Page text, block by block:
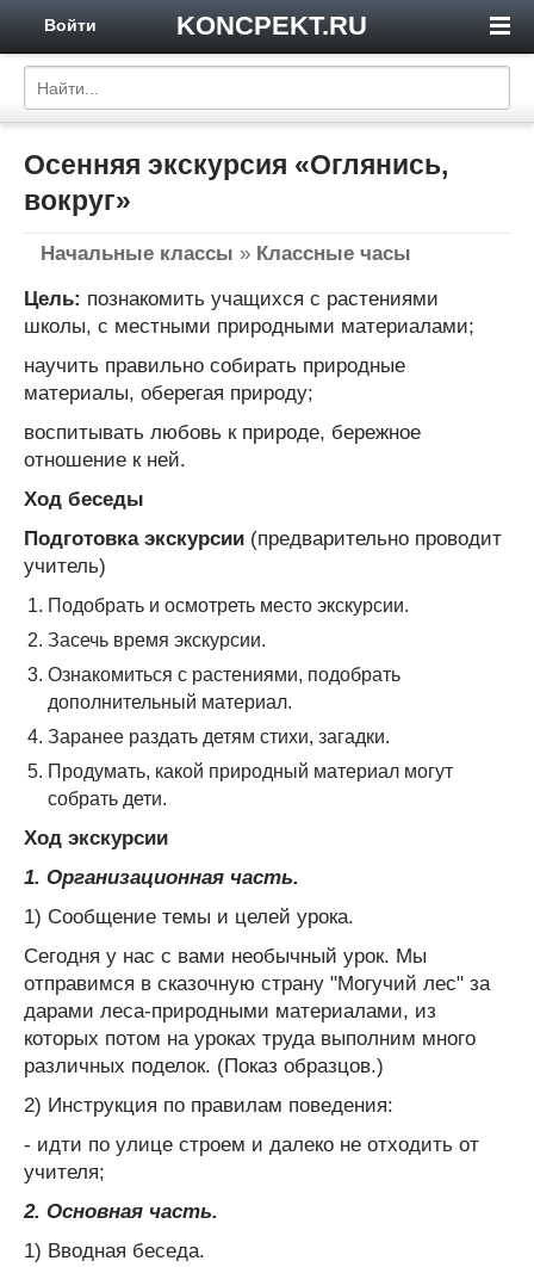
KONCPEKT.RU
Войти
Осенняя экскурсия «Оглянись,
вокруг»
Начальные классы » Классные часы
Цель: познакомить учащихся с растениями
школы, с местными природными материалами;
научить правильно собирать природные
материалы, оберегая природу;
воспитывать любовь к природе, бережное
отношение к ней.
Ход беседы
Подготовка экскурсии (предварительно проводит
учитель)
Подобрать и осмотреть место экскурсии.
Засечь время экскурсии.
Ознакомиться с растениями, подобрать
дополнительный материал.
Заранее раздать детям стихи, загадки.
Продумать, какой природный материал могут
собрать дети.
Ход экскурсии
1. Организационная часть.
1) Сообщение темы и целей урока.
Сегодня у нас с вами необычный урок. Мы
отправимся в сказочную страну "Могучий лес" за
дарами леса-природными материалами, из
которых потом на уроках труда выполним много
различных поделок. (Показ образцов.)
2) Инструкция по правилам поведения:
- идти по улице строем и далеко не отходить от
учителя;
2. Основная часть.
1) Вводная беседа.